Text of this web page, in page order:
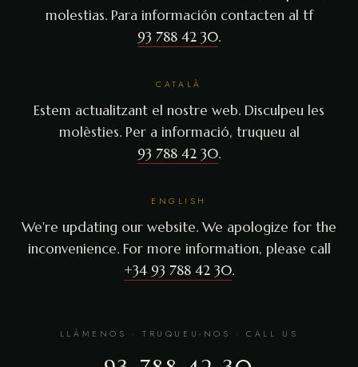
molestias. Para información contacten al tf
93 788 42 30.
CATALÀ
Estem actualitzant el nostre web. Disculpeu les
molèsties. Per a informació, truqueu al
93 788 42 30.
ENGLISH
We're updating our website. We apologize for the
inconvenience. For more information, please call
+34 93 788 42 30.
LLÁMENOS · TRUQUEU-NOS · CALL US